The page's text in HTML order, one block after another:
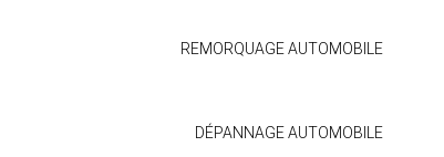
REMORQUAGE AUTOMOBILE
DÉPANNAGE AUTOMOBILE